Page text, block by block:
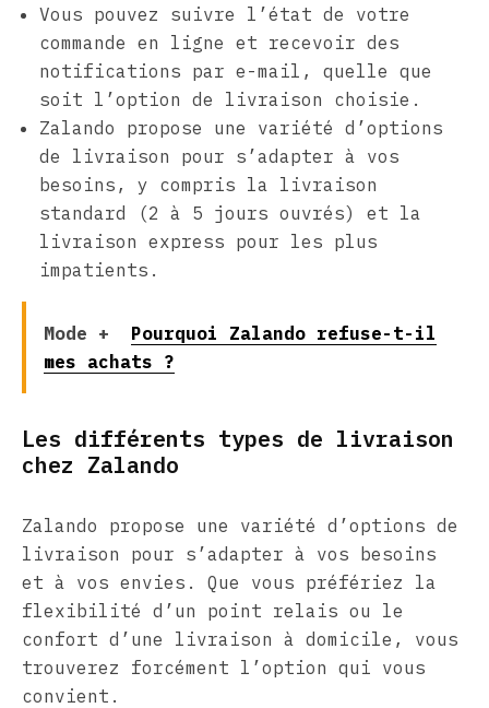
Vous pouvez suivre l’état de votre
commande en ligne et recevoir des
notifications par e-mail, quelle que
soit l’option de livraison choisie.
Zalando propose une variété d’options
de livraison pour s’adapter à vos
besoins, y compris la livraison
standard (2 à 5 jours ouvrés) et la
livraison express pour les plus
impatients.
Mode +
Pourquoi Zalando refuse-t-il
mes achats ?
Les différents types de livraison
chez Zalando
Zalando propose une variété d’options de
livraison pour s’adapter à vos besoins
et à vos envies. Que vous préfériez la
flexibilité d’un point relais ou le
confort d’une livraison à domicile, vous
trouverez forcément l’option qui vous
convient.